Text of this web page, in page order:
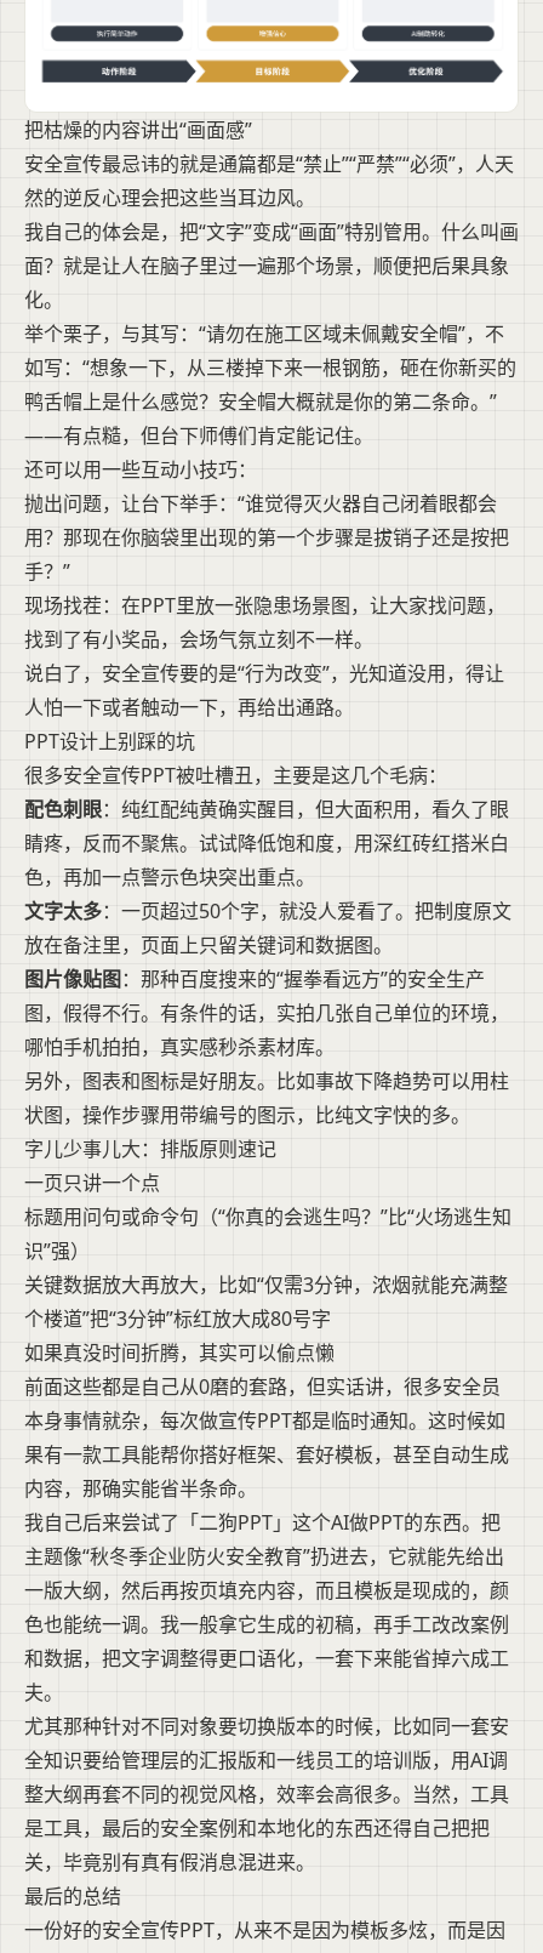
把枯燥的内容讲出“画面感”
安全宣传最忌讳的就是通篇都是“禁止”“严禁”“必须”，人天
然的逆反心理会把这些当耳边风。
我自己的体会是，把“文字”变成“画面”特别管用。什么叫画
面？就是让人在脑子里过一遍那个场景，顺便把后果具象
化。
举个栗子，与其写：“请勿在施工区域未佩戴安全帽”，不
如写：“想象一下，从三楼掉下来一根钢筋，砸在你新买的
鸭舌帽上是什么感觉？安全帽大概就是你的第二条命。”
——有点糙，但台下师傅们肯定能记住。
还可以用一些互动小技巧：
抛出问题，让台下举手：“谁觉得灭火器自己闭着眼都会
用？那现在你脑袋里出现的第一个步骤是拔销子还是按把
手？”
现场找茬：在PPT里放一张隐患场景图，让大家找问题，
找到了有小奖品，会场气氛立刻不一样。
说白了，安全宣传要的是“行为改变”，光知道没用，得让
人怕一下或者触动一下，再给出通路。
PPT设计上别踩的坑
很多安全宣传PPT被吐槽丑，主要是这几个毛病：
配色刺眼：纯红配纯黄确实醒目，但大面积用，看久了眼
睛疼，反而不聚焦。试试降低饱和度，用深红砖红搭米白
色，再加一点警示色块突出重点。
文字太多：一页超过50个字，就没人爱看了。把制度原文
放在备注里，页面上只留关键词和数据图。
图片像贴图：那种百度搜来的“握拳看远方”的安全生产
图，假得不行。有条件的话，实拍几张自己单位的环境，
哪怕手机拍拍，真实感秒杀素材库。
另外，图表和图标是好朋友。比如事故下降趋势可以用柱
状图，操作步骤用带编号的图示，比纯文字快的多。
字儿少事儿大：排版原则速记
一页只讲一个点
标题用问句或命令句（“你真的会逃生吗？”比“火场逃生知
识”强）
关键数据放大再放大，比如“仅需3分钟，浓烟就能充满整
个楼道”把“3分钟”标红放大成80号字
如果真没时间折腾，其实可以偷点懒
前面这些都是自己从0磨的套路，但实话讲，很多安全员
本身事情就杂，每次做宣传PPT都是临时通知。这时候如
果有一款工具能帮你搭好框架、套好模板，甚至自动生成
内容，那确实能省半条命。
我自己后来尝试了「二狗PPT」这个AI做PPT的东西。把
主题像“秋冬季企业防火安全教育”扔进去，它就能先给出
一版大纲，然后再按页填充内容，而且模板是现成的，颜
色也能统一调。我一般拿它生成的初稿，再手工改改案例
和数据，把文字调整得更口语化，一套下来能省掉六成工
夫。
尤其那种针对不同对象要切换版本的时候，比如同一套安
全知识要给管理层的汇报版和一线员工的培训版，用AI调
整大纲再套不同的视觉风格，效率会高很多。当然，工具
是工具，最后的安全案例和本地化的东西还得自己把把
关，毕竟别有真有假消息混进来。
最后的总结
一份好的安全宣传PPT，从来不是因为模板多炫，而是因